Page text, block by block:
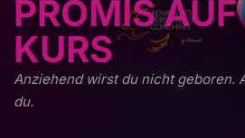
PROMIS
KURS
Anziehend wirst du nicht geboren.
du.